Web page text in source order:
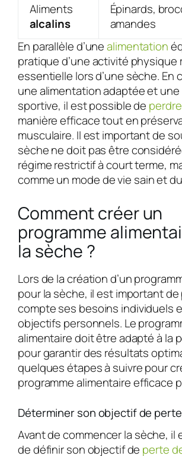
Aliments
alcalins
Épinards,
amandes
En parallèle d’unealimentation
pratique d’une activité physique
essentielle lors d’une sèche. En
une alimentation adaptée et
sportive, il est possible de
manière efficace tout en
musculaire. Il est important de
sèche ne doit pas être
régime restrictif à court terme,
comme un mode de vie sain et
Comment créer un
programme
la sèche ?
Lors de la création d’un
pour la sèche, il est important
compte ses besoins individuels
objectifs personnels. Le
alimentaire doit être adapté à la
pour garantir des résultats
quelques étapes à suivre pour
programme alimentaire efficace
Déterminer son objectif de
Avant de commencer la sèche, il
de définir son objectif de perte